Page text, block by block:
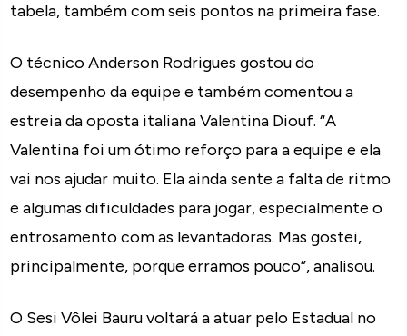
tabela, também com seis pontos na primeira fase.
O técnico Anderson Rodrigues gostou do
desempenho da equipe e também comentou a
estreia da oposta italiana Valentina Diouf. “A
Valentina foi um ótimo reforço para a equipe e ela
vai nos ajudar muito. Ela ainda sente a falta de ritmo
e algumas dificuldades para jogar, especialmente o
entrosamento com as levantadoras. Mas gostei,
principalmente, porque erramos pouco”, analisou.
O Sesi Vôlei Bauru voltará a atuar pelo Estadual no